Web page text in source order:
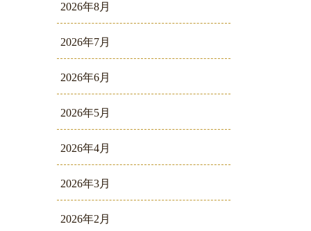
2026年8月
2026年7月
2026年6月
2026年5月
2026年4月
2026年3月
2026年2月